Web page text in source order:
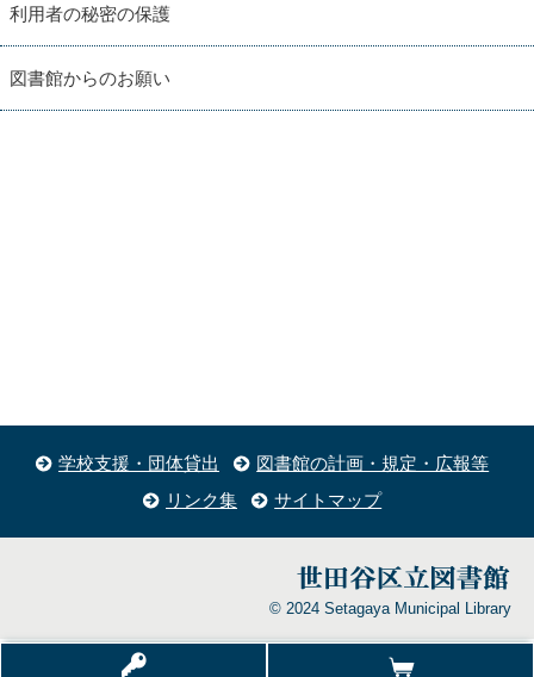
利用者の秘密の保護
図書館からのお願い
学校支援・団体貸出
図書館の計画・規定・広報等
リンク集
サイトマップ
© 2024 Setagaya Municipal Library